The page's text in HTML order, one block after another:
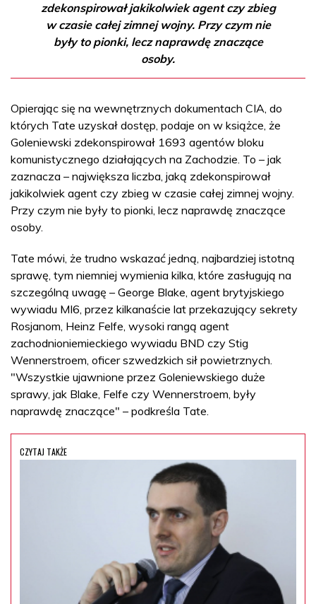
zdekonspirował jakikolwiek agent czy zbieg
w czasie całej zimnej wojny. Przy czym nie
były to pionki, lecz naprawdę znaczące
osoby.
Opierając się na wewnętrznych dokumentach CIA, do
których Tate uzyskał dostęp, podaje on w książce, że
Goleniewski zdekonspirował 1693 agentów bloku
komunistycznego działających na Zachodzie. To – jak
zaznacza – największa liczba, jaką zdekonspirował
jakikolwiek agent czy zbieg w czasie całej zimnej wojny.
Przy czym nie były to pionki, lecz naprawdę znaczące
osoby.
Tate mówi, że trudno wskazać jedną, najbardziej istotną
sprawę, tym niemniej wymienia kilka, które zasługują na
szczególną uwagę – George Blake, agent brytyjskiego
wywiadu MI6, przez kilkanaście lat przekazujący sekrety
Rosjanom, Heinz Felfe, wysoki rangą agent
zachodnioniemieckiego wywiadu BND czy Stig
Wennerstroem, oficer szwedzkich sił powietrznych.
"Wszystkie ujawnione przez Goleniewskiego duże
sprawy, jak Blake, Felfe czy Wennerstroem, były
naprawdę znaczące" – podkreśla Tate.
CZYTAJ TAKŻE